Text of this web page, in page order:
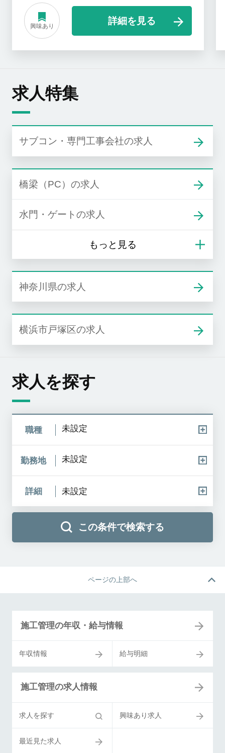
興味あり
詳細を見る
求人特集
サブコン・専門工事会社の求人
橋梁（PC）の求人
水門・ゲートの求人
神奈川県の求人
横浜市戸塚区の求人
求人を探す
職種 未設定
勤務地 未設定
詳細 未設定
この条件で検索する
ページの上部へ
施工管理の年収・給与情報
年収情報 給与明細
施工管理の求人情報
求人を探す 興味あり求人
最近見た求人